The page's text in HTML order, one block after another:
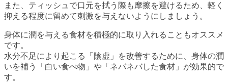
また、ティッシュで口元を拭う際も摩擦を避けるため、軽く
抑える程度に留めて刺激を与えないようにしましょう。
身体に潤を与える食材を積極的に取り入れることもオススメ
です。
水分不足により起こる「陰虚」を改善するために、身体の潤
いを補う「白い食べ物」や「ネバネバした食材」が効果的で
す。